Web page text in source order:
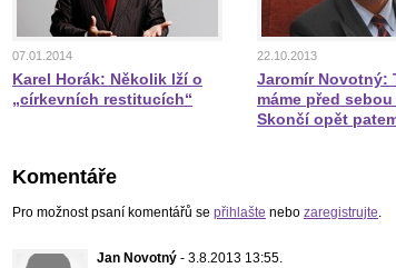
07.01.2014
Karel Horák: Několik lží o
„církevních restitucích“
22.10.2013
Jaromír Novotný:
máme před
Skončí opět
Komentáře
Pro možnost psaní komentářů se přihlašte nebo zaregistrujte.
Jan Novotný - 3.8.2013 13:55.